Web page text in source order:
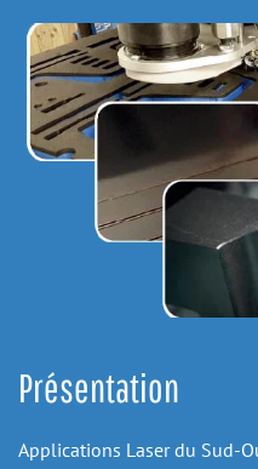
Présentation
Applications Laser du Sud-